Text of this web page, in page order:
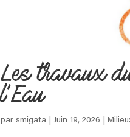
Les travaux
l’Eau
parsmigata |Juin 19, 2026